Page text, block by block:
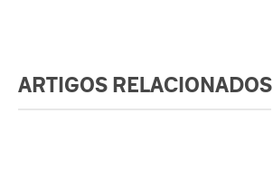
ARTIGOS RELACIONADOS